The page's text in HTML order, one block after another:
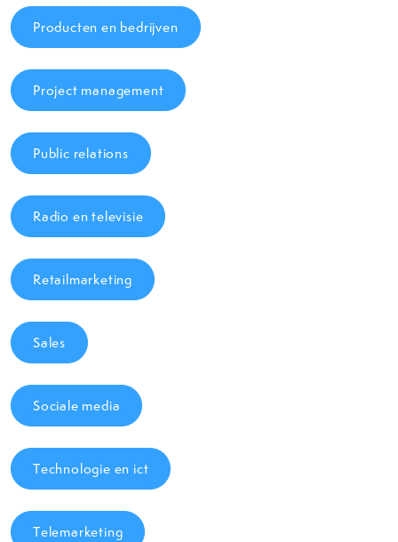
Producten en bedrijven
Project management
Public relations
Radio en televisie
Retailmarketing
Sales
Sociale media
Technologie en ict
Telemarketing